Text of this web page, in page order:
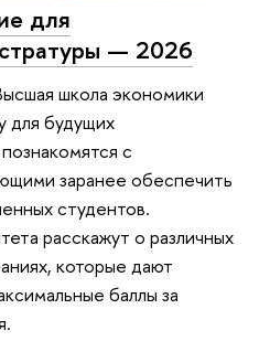
для
— 2026
школа экономики
для будущих
с
заранее обеспечить
студентов.
расскажут о различных
которые дают
баллы за